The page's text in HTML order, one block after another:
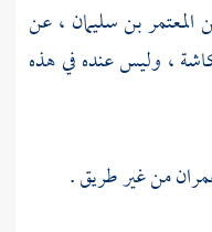
المعتمر بن سليمان ،عن
، وليس عنده في هذه
من غير طريق .